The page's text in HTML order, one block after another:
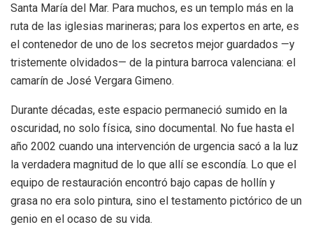
Santa María del Mar. Para muchos, es un templo más en la
ruta de las iglesias marineras; para los expertos en arte, es
el contenedor de uno de los secretos mejor guardados —y
tristemente olvidados— de la pintura barroca valenciana: el
camarín de José Vergara Gimeno.
Durante décadas, este espacio permaneció sumido en la
oscuridad, no solo física, sino documental. No fue hasta el
año 2002 cuando una intervención de urgencia sacó a la luz
la verdadera magnitud de lo que allí se escondía. Lo que el
equipo de restauración encontró bajo capas de hollín y
grasa no era solo pintura, sino el testamento pictórico de un
genio en el ocaso de su vida.